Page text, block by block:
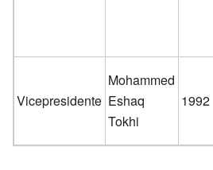
Vicepresidente
Mohammed
Eshaq
Tokhi
1992